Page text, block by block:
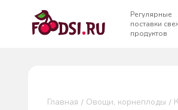
Регулярные
поставки
продуктов
Главная Овощи, корнеплоды